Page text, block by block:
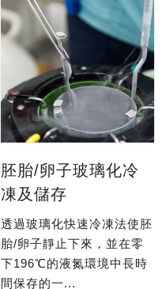
胚胎/卵子玻璃化冷
凍及儲存
透過玻璃化快速冷凍法使胚
胎/卵子靜止下來，並在零
下196℃的液氮環境中長時
間保存的一...